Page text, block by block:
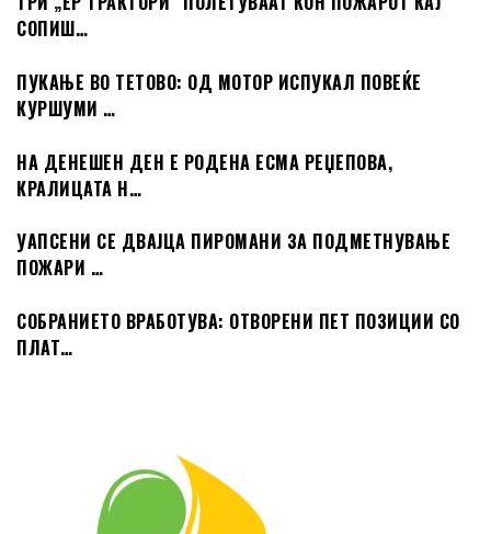
СОПИШ…
ПУКАЊЕ ВО ТЕТОВО: ОД МОТОР ИСПУКАЛ ПОВЕЌЕ
КУРШУМИ …
НА ДЕНЕШЕН ДЕН Е РОДЕНА ЕСМА РЕЏЕПОВА,
КРАЛИЦАТА Н…
УАПСЕНИ СЕ ДВАЈЦА ПИРОМАНИ ЗА ПОДМЕТНУВАЊЕ
ПОЖАРИ …
СОБРАНИЕТО ВРАБОТУВА: ОТВОРЕНИ ПЕТ ПОЗИЦИИ СО
ПЛАТ…